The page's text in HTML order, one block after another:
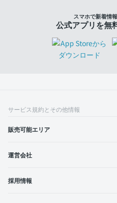
スマホで新着情
公式アプリを無
サービス規約とその他情報
販売可能エリア
運営会社
採用情報